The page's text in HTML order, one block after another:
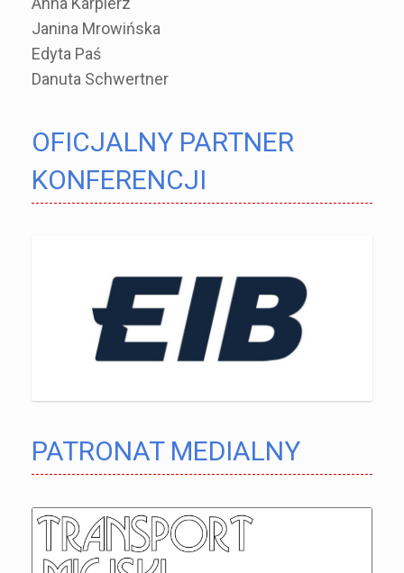
Janina Mrowińska
Edyta Paś
Danuta Schwertner
OFICJALNY PARTNER
KONFERENCJI
PATRONAT MEDIALNY